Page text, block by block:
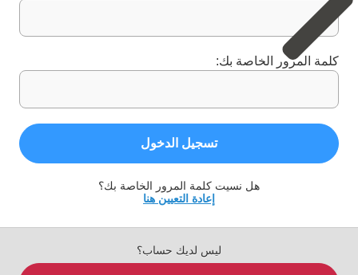
كلمة المرور الخاصة بك:
تسجيل الدخول
هل نسيت كلمة المرور الخاصة بك؟
إعادة التعيين هنا
ليس لديك حساب؟